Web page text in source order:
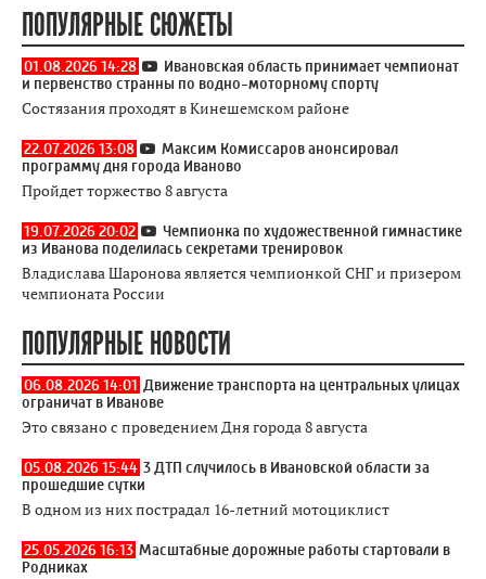
ПОПУЛЯРНЫЕ СЮЖЕТЫ
01.08.2026 14:28
Ивановская область принимает чемпионат
и первенство странны по водно-моторному спорту
Состязания проходят в Кинешемском районе
22.07.2026 13:08
Максим Комиссаров анонсировал
программу дня города Иваново
Пройдет торжество 8 августа
19.07.2026 20:02
Чемпионка по художественной гимнастике
из Иванова поделилась секретами тренировок
Владислава Шаронова является чемпионкой СНГ и призером
чемпионата России
ПОПУЛЯРНЫЕ НОВОСТИ
06.08.2026 14:01 Движение транспорта на центральных улицах
ограничат в Иванове
Это связано с проведением Дня города 8 августа
05.08.2026 15:44 3 ДТП случилось в Ивановской области за
прошедшие сутки
В одном из них пострадал 16-летний мотоциклист
25.05.2026 16:13 Масштабные дорожные работы стартовали в
Родниках